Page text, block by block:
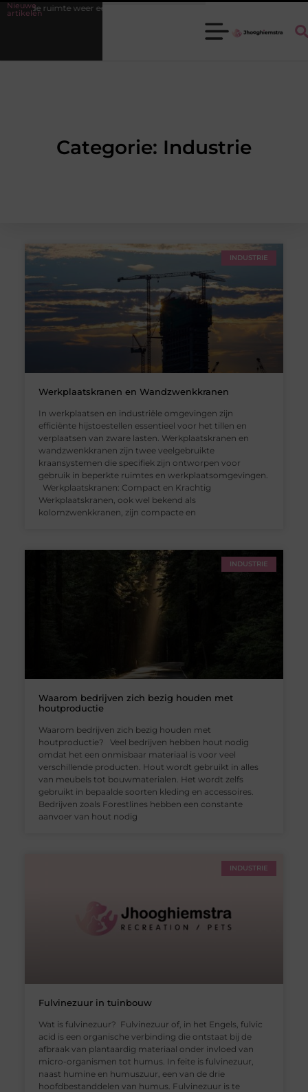
Nieuwe
artikelen
ruimte weer een fijne plek
Categorie: Industrie
INDUSTRIE
Werkplaatskranen en Wandzwenkkranen
In werkplaatsen en industriële omgevingen zijn
efficiënte hijstoestellen essentieel voor het tillen en
verplaatsen van zware lasten. Werkplaatskranen en
wandzwenkkranen zijn twee veelgebruikte
kraansystemen die specifiek zijn ontworpen voor
gebruik in beperkte ruimtes en werkplaatsomgevingen.
Werkplaatskranen: Compact en Krachtig
Werkplaatskranen, ook wel bekend als
kolomzwenkkranen, zijn compacte en
INDUSTRIE
Waarom bedrijven zich bezig houden met
houtproductie
Waarom bedrijven zich bezig houden met
houtproductie? Veel bedrijven hebben hout nodig
omdat het een onmisbaar materiaal is voor veel
verschillende producten. Hout wordt gebruikt in alles
van meubels tot bouwmaterialen. Het wordt zelfs
gebruikt in bepaalde soorten kleding en accessoires.
Bedrijven zoals Forestlines hebben een constante
aanvoer van hout nodig
INDUSTRIE
Fulvinezuur in tuinbouw
Wat is fulvinezuur? Fulvinezuur of, in het Engels, fulvic
acid is een organische verbinding die ontstaat bij de
afbraak van plantaardig materiaal onder invloed van
micro-organismen tot humus. In feite is fulvinezuur,
naast humine en humuszuur, een van de drie
hoofdbestanddelen van humus. Fulvinezuur is te